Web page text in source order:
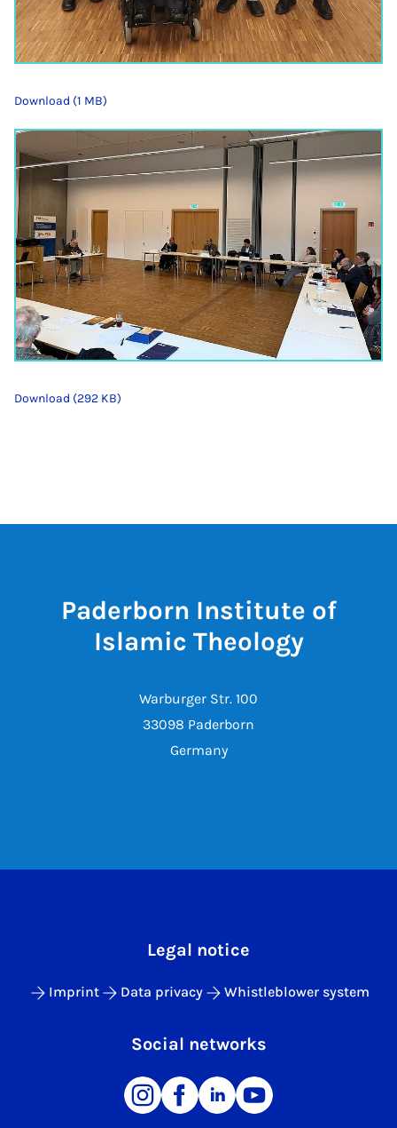
Download (1 MB)
Download (292 KB)
Paderborn Institute of
Islamic Theology
Warburger Str. 100
33098 Paderborn
Germany
Legal notice
Imprint Data privacy Whistleblower system
Social networks